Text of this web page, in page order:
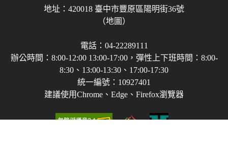
地址：420018 臺中市豐原區陽明街36號
（地圖）
電話：04-22289111
辦公時間：8:00-12:00 13:00-17:00，彈性上下班時間：8:00-
8:30、13:00-13:30、17:00-17:30
統一編號：10927401
建議使用Chrome、Edge、Firefox瀏覽器